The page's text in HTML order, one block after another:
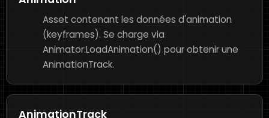
Asset contenant les données d'animation
(keyframes). Se charge via
Animator:LoadAnimation() pour obtenir une
AnimationTrack.
AnimationTrack